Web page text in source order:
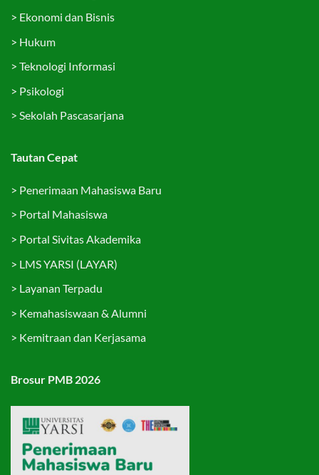
> Ekonomi dan Bisnis
> Hukum
> Teknologi Informasi
> Psikologi
> Sekolah Pascasarjana
Tautan Cepat
> Penerimaan Mahasiswa Baru
> Portal Mahasiswa
> Portal Sivitas Akademika
> LMS YARSI (LAYAR)
> Layanan Terpadu
> Kemahasiswaan & Alumni
> Kemitraan dan Kerjasama
Brosur PMB 2026